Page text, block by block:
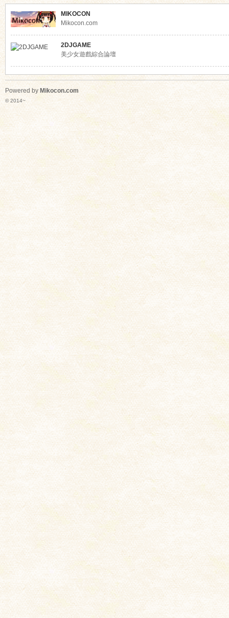
MIKOCON
Mikocon.com
2DJGAME
美少女遊戲綜合論壇
Powered by Mikocon.com
© 2014~